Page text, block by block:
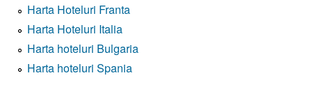
Harta Hoteluri Franta
Harta Hoteluri Italia
Harta hoteluri Bulgaria
Harta hoteluri Spania